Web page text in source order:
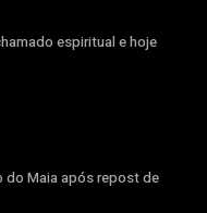
espiritual e hoje
do Maia após repost de